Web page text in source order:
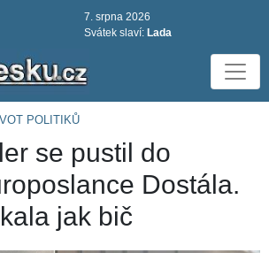
7. srpna 2026
Svátek slaví: Lada
POLITIKŮ
se pustil do
Dostála.
jak bič